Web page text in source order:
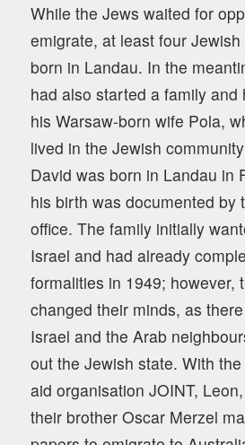
While the Jews waited for
emigrate, at least four
born in Landau. In the
had also started a family and
his Warsaw-born wife Pola,
lived in the Jewish
David was born in Landau in
his birth was documented by
office. The family initially
Israel and had already
formalities in 1949; however,
changed their minds, as
Israel and the Arab
out the Jewish state. With
aid organisation JOINT,
their brother Oscar Merzel